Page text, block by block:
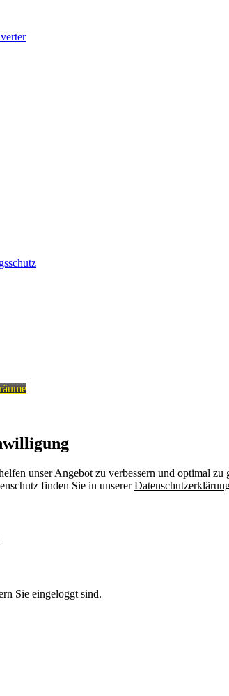
unser Angebot zu verbessern und optimal
finden Sie in unserer
Sie eingeloggt sind.